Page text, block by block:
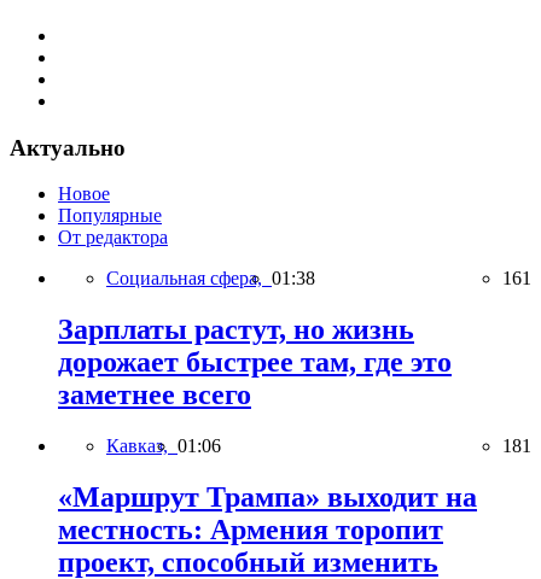
Актуально
Новое
Популярные
От редактора
Социальная сфера, 01:38 161
Зарплаты растут, но жизнь
дорожает быстрее там, где это
заметнее всего
Кавказ, 01:06 181
«Маршрут Трампа» выходит на
местность: Армения торопит
проект, способный изменить